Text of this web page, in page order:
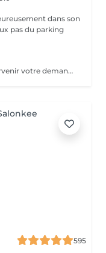
dans son
pas du parking
Service sur devis. Merci de nous faire parvenir votre demande à contact@maanos.com.
595